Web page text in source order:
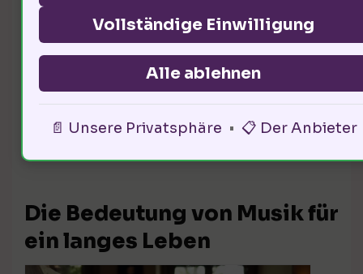
Menschenrechte geachtet werden,
leben die Menschen länger. Mein
Leben war geprägt von dem Kampf
für Gleichheit und Gerechtigkeit.
Wie engagierst du dich politisch?
Die Bedeutung von Musik für
ein langes Leben
Vollständige Einwilligung
Alle ablehnen
📄 Unsere Privatsphäre • 📋 Der Anbieter